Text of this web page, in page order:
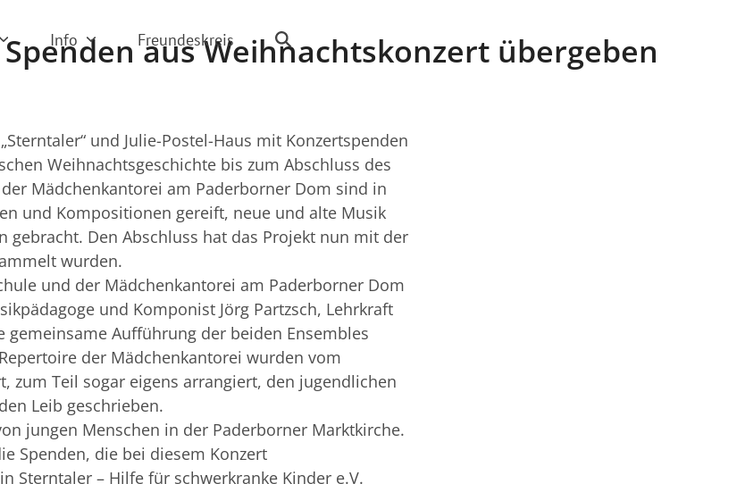
Info Freundeskreis
aus Weihnachtskonzert übergeben
und Julie-Postel-Haus mit Konzertspenden
Weihnachtsgeschichte bis zum Abschluss des
Mädchenkantorei am Paderborner Dom sind in
und Kompositionen gereift, neue und alte Musik
gebracht. Den Abschluss hat das Projekt nun mit der
wurden.
und der Mädchenkantorei am Paderborner Dom
und Komponist Jörg Partzsch, Lehrkraft
Aufführung der beiden Ensembles
der Mädchenkantorei wurden vom
zum Teil sogar eigens arrangiert, den jugendlichen
Leib geschrieben.
jungen Menschen in der Paderborner Marktkirche.
Spenden, die bei diesem Konzert
Sterntaler – Hilfe für schwerkranke Kinder e.V.